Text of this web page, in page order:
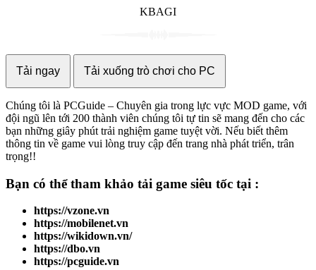
KBAGI
Tải ngay Tải xuống trò chơi cho PC
Chúng tôi là PCGuide – Chuyên gia trong lực vực MOD game, với
đội ngũ lên tới 200 thành viên chúng tôi tự tin sẽ mang đến cho các
bạn những giây phút trải nghiệm game tuyệt vời. Nếu biết thêm
thông tin về game vui lòng truy cập đến trang nhà phát triển, trân
trọng!!
Bạn có thể tham khảo tải game siêu tốc tại :
https://vzone.vn
https://mobilenet.vn
https://wikidown.vn/
https://dbo.vn
https://pcguide.vn